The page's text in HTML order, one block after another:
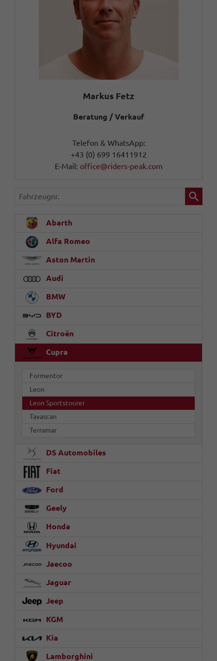
Markus Fetz
Beratung / Verkauf
Telefon & WhatsApp:
+43 (0) 699 16411912
E-Mail: office@riders-peak.com
Fahrzeugnr.
Abarth
Alfa Romeo
Aston Martin
Audi
BMW
BYD
Citroën
Cupra
Formentor
Leon
Leon Sportstourer
Tavascan
Terramar
DS Automobiles
Fiat
Ford
Geely
Honda
Hyundai
Jaecoo
Jaguar
Jeep
KGM
Kia
Lamborghini